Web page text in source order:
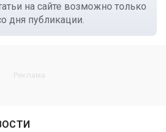
на сайте возможно только
дня публикации.